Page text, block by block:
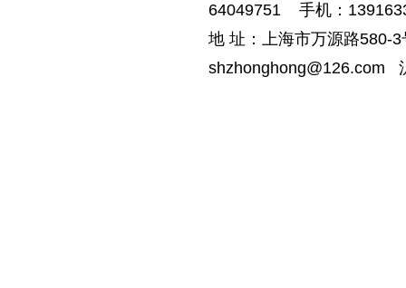
64049751 手机：
地 址：上海市万源路
shzhonghong@126.com